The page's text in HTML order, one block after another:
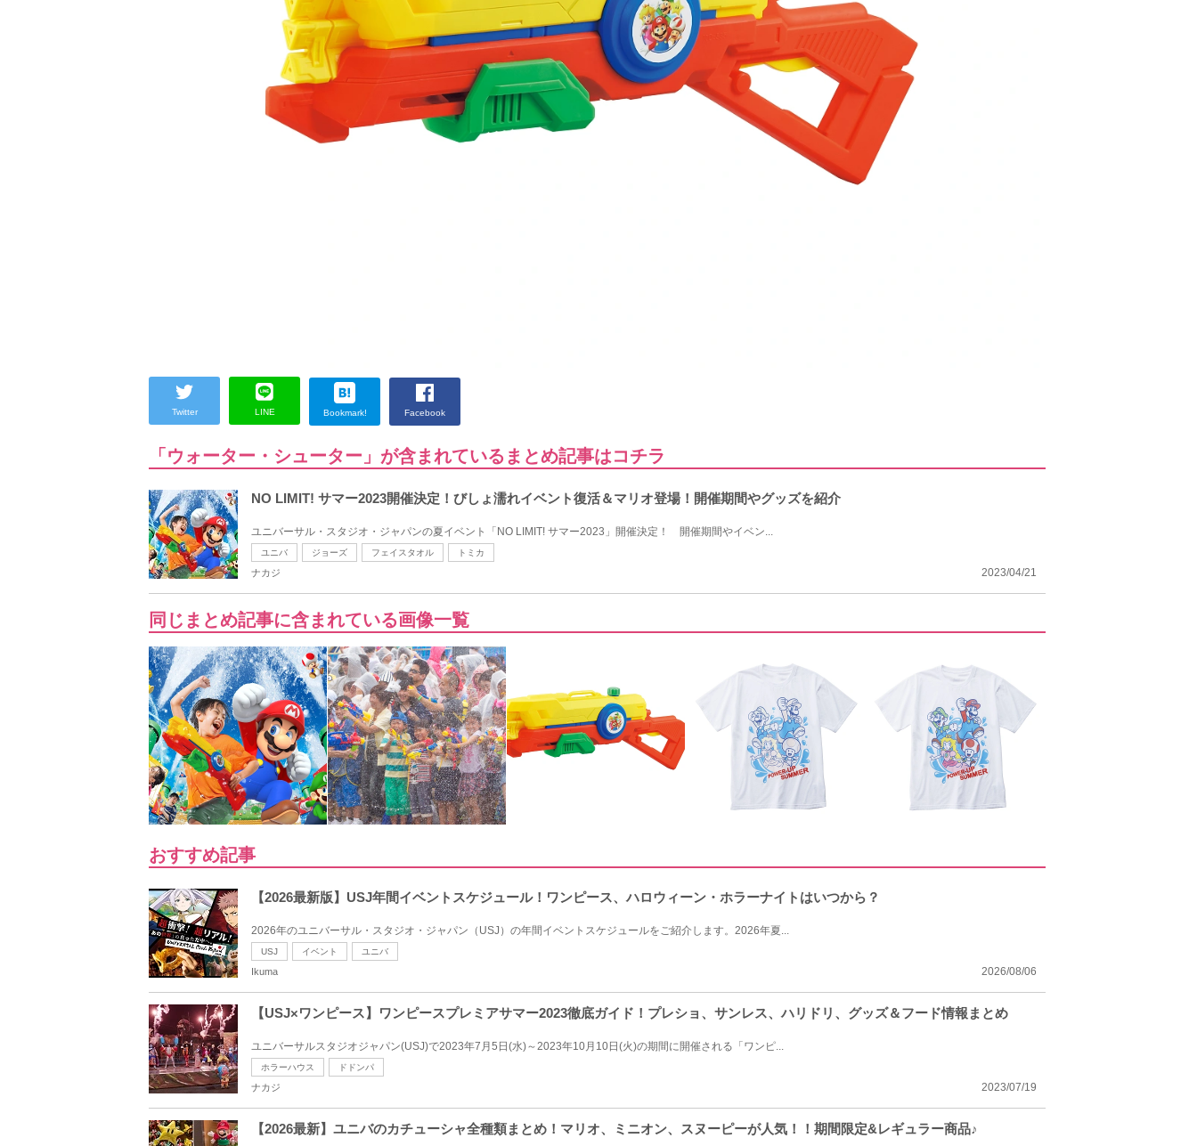
Twitter LINE Bookmark! Facebook
「ウォーター・シューター」が含まれているまとめ記事はコチラ
NO LIMIT! サマー2023開催決定！びしょ濡れイベント復活＆マリオ登場！開催期間やグッズを紹介
ユニバーサル・スタジオ・ジャパンの夏イベント「NO LIMIT! サマー2023」開催決定！ 開催期間やイベン...
ユニバ ジョーズ フェイスタオル トミカ
2023/04/21
ナカジ
同じまとめ記事に含まれている画像一覧
おすすめ記事
【2026最新版】USJ年間イベントスケジュール！ワンピース、ハロウィーン・ホラーナイトはいつから？
2026年のユニバーサル・スタジオ・ジャパン（USJ）の年間イベントスケジュールをご紹介します。2026年夏...
USJ イベント ユニバ
2026/08/06
Ikuma
【USJ×ワンピース】ワンピースプレミアサマー2023徹底ガイド！プレショ、サンレス、ハリドリ、グッズ＆フード情報まとめ
ユニバーサルスタジオジャパン(USJ)で2023年7月5日(水)～2023年10月10日(火)の期間に開催される「ワンピ...
ホラーハウス ドドンパ
2023/07/19
ナカジ
【2026最新】ユニバのカチューシャ全種類まとめ！マリオ、ミニオン、スヌーピーが人気！！期間限定&レギュラー商品♪